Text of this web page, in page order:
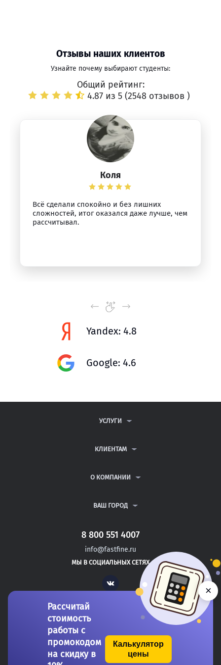
Отзывы наших клиентов
Узнайте почему выбирают студенты:
Общий рейтинг:
4.87 из 5 (2548 отзывов )
Коля
Всё сделали спокойно и без лишних
сложностей, итог оказался даже лучше, чем
рассчитывал.
Yandex: 4.8
Google: 4.6
УСЛУГИ
ДИПЛОМНЫЕ РАБОТЫ
РЕФЕРАТЫ
КЛИЕНТАМ
ВОПРОСЫ И ОТВЕТЫ
ПОЛИТИКА КОНФИДЕНЦИАЛЬНОСТИ
О КОМПАНИИ
КОНТАКТЫ
ВАШ ГОРОД
САНКТ-ПЕТЕРБУРГ
БИЙСК
БИРОБИДЖАН
8 800 551 4007
info@fastfine.ru
МЫ В СОЦИАЛЬНЫХ СЕТЯХ
Vk
Copyright 2011-2026 FastFine.ru
Рассчитай
стоимость
работы с
промокодом
на скидку в
Калькулятор
цены
×